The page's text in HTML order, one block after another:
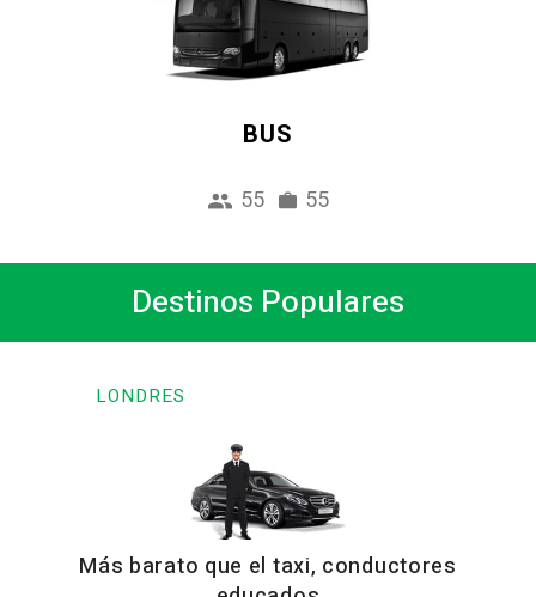
BUS
55 55
Destinos Populares
LONDRES
Más barato que el taxi, conductores